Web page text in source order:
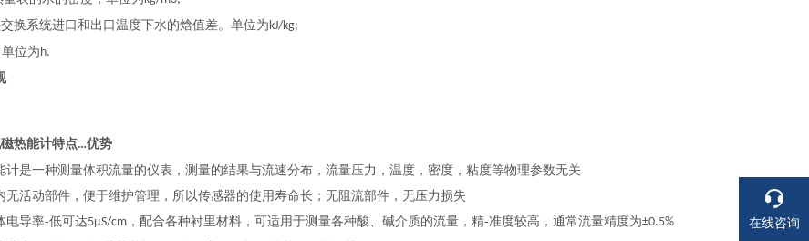
换系统进口和出口温度下水的焓值差。单位为kJ/kg;
位为h.
热能计特点…优势
计是一种测量体积流量的仪表，测量的结果与流速分布，流量压力，温度，密度，粘度等物理参数无关
无活动部件，便于维护管理，所以传感器的使用寿命长；无阻流部件，无压力损失
电导率-低可达5μS/cm ，配合各种衬里材料，可适用于测量各种酸、碱介质的流量，精-准度较高，通常流量精度为±0.5%
在线咨询